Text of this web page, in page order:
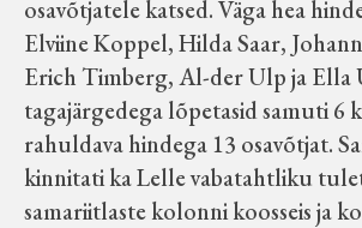
osavõtjatele katsed. Väga hea
Elviine Koppel, Hilda Saar,
Erich Timberg, Al-der Ulp ja Ella
tagajärgedega lõpetasid samuti 6
rahuldava hindega 13 osavõtjat.
kinnitati ka Lelle vabatahtliku
samariitlaste kolonni koosseis ja